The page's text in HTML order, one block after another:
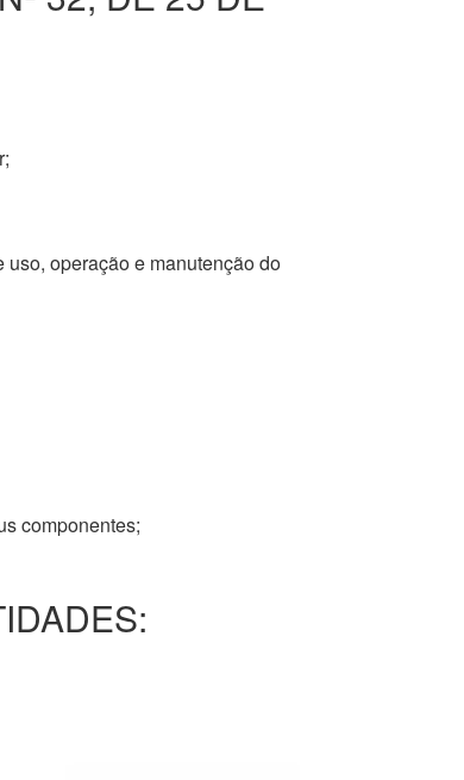
operação e manutenção do
componentes;